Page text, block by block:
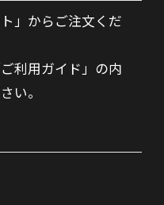
」からご注文くだ
利用ガイド」の内
い。